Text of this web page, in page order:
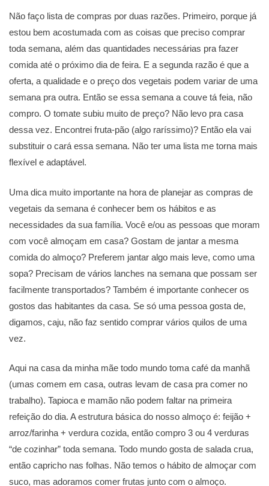
Não faço lista de compras por duas razões. Primeiro, porque já
estou bem acostumada com as coisas que preciso comprar
toda semana, além das quantidades necessárias pra fazer
comida até o próximo dia de feira. E a segunda razão é que a
oferta, a qualidade e o preço dos vegetais podem variar de uma
semana pra outra. Então se essa semana a couve tá feia, não
compro. O tomate subiu muito de preço? Não levo pra casa
dessa vez. Encontrei fruta-pão (algo raríssimo)? Então ela vai
substituir o cará essa semana. Não ter uma lista me torna mais
flexível e adaptável.
Uma dica muito importante na hora de planejar as compras de
vegetais da semana é conhecer bem os hábitos e as
necessidades da sua família. Você e/ou as pessoas que moram
com você almoçam em casa? Gostam de jantar a mesma
comida do almoço? Preferem jantar algo mais leve, como uma
sopa? Precisam de vários lanches na semana que possam ser
facilmente transportados? Também é importante conhecer os
gostos das habitantes da casa. Se só uma pessoa gosta de,
digamos, caju, não faz sentido comprar vários quilos de uma
vez.
Aqui na casa da minha mãe todo mundo toma café da manhã
(umas comem em casa, outras levam de casa pra comer no
trabalho). Tapioca e mamão não podem faltar na primeira
refeição do dia. A estrutura básica do nosso almoço é: feijão +
arroz/farinha + verdura cozida, então compro 3 ou 4 verduras
“de cozinhar” toda semana. Todo mundo gosta de salada crua,
então capricho nas folhas. Não temos o hábito de almoçar com
suco, mas adoramos comer frutas junto com o almoço.